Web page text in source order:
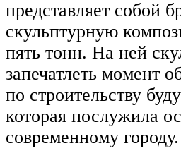
представляет собой
скульптурную
пять тонн. На ней
запечатлеть момент
по строительству
которая послужила
современному городу.